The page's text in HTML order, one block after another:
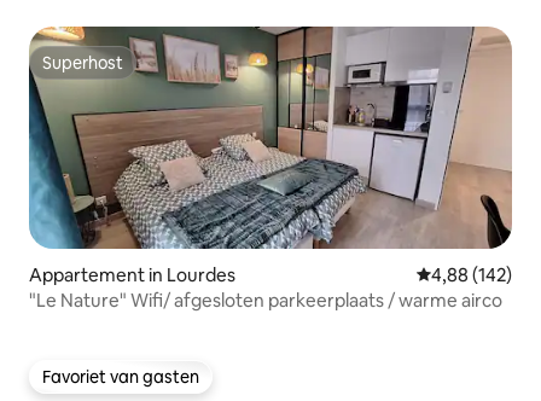
Superhost
Superhost
Appartement in Lourdes Gemiddelde
4,88 (142)
"Le Nature" Wifi/ afgesloten parkeerplaats / warme airco
Favoriet van gasten
Favoriet van gasten